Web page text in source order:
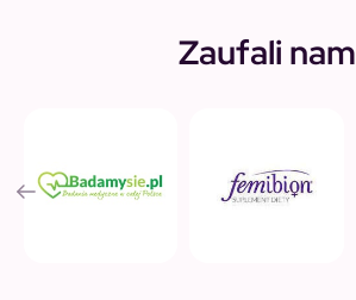
Zaufali nam